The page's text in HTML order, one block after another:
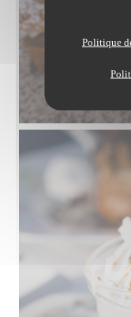
Politique